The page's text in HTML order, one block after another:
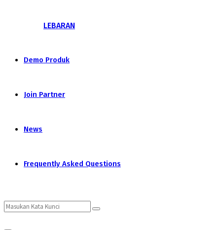
LEBARAN
Demo Produk
Join Partner
News
Frequently Asked Questions
Search
Search